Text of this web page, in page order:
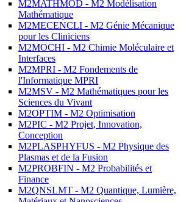
M2MATHMOD - M2 Modélisation
Mathématique
M2MECENCLI - M2 Génie Mécanique
pour les Cliniciens
M2MOCHI - M2 Chimie Moléculaire et
Interfaces
M2MPRI - M2 Fondements de
l'Informatique MPRI
M2MSV - M2 Mathématiques pour les
Sciences du Vivant
M2OPTIM - M2 Optimisation
M2PIC - M2 Projet, Innovation,
Conception
M2PLASPHYFUS - M2 Physique des
Plasmas et de la Fusion
M2PROBFIN - M2 Probabilités et
Finance
M2QNSLMT - M2 Quantique, Lumière,